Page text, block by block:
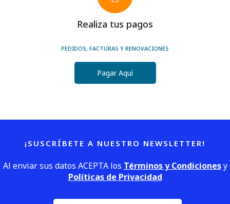
Realiza tus pagos
PEDIDOS, FACTURAS Y RENOVACIONES
Pagar Aquí
¡SUSCRÍBETE A NUESTRO NEWSLETTER!
Al enviar sus datos ACEPTA los Términos y Condicionesy
Políticas de Privacidad